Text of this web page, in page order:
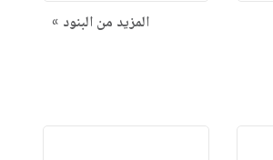
المزيد من البنود »